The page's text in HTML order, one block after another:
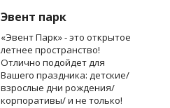
Эвент парк
«Эвент Парк» - это открытое
летнее пространство!
Отлично подойдет для
Вашего праздника: детские/
взрослые дни рождения/
корпоративы/ и не только!